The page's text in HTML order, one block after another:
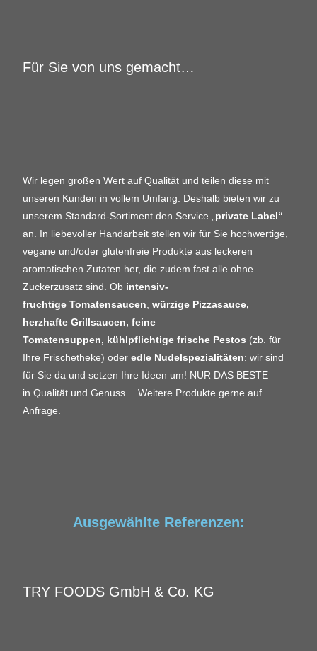
Für Sie von uns gemacht…
Wir legen großen Wert auf Qualität und teilen diese mit
unseren Kunden in vollem Umfang. Deshalb bieten wir zu
unserem Standard-Sortiment den Service „ private Label“
an.
In liebevoller Handarbeit stellen wir für Sie hochwertige,
vegane und/oder glutenfreie Produkte aus leckeren
aromatischen Zutaten her, die zudem fast alle ohne
Zuckerzusatz sind. Ob intensiv-
fruchtige Tomatensaucen ,würzige Pizzasauce,
herzhafte Grillsaucen, feine
Tomatensuppen, kühlpflichtige frische Pestos (zb. für
Ihre Frischetheke) oderedle Nudelspezialitäten: wir sind
für Sie da und setzen Ihre Ideen um! NUR DAS BESTE
in Qualität und Genuss…Weitere Produkte gerne auf
Anfrage.
Ausgewählte Referenzen:
TRY FOODS GmbH & Co. KG